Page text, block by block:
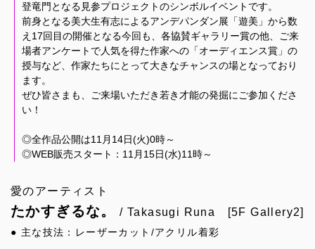
登竜門となる見参プロジェクトのシンボルイベントです。
前身となる美大生有志によるアンデパンダン展「遊美」から数
え17回目の開催となる今回も、各協賛ギャラリー賞の他、ご来
場者アンケートで人気を得た作家への「オーディエンス賞」の
授与など、作家たちにとって大きなチャンスの場となっており
ます。
ぜひ皆さまも、ご来場いただき若き才能の発掘にご参加くださ
い！
◎全作品公開は11月14日(火)0時～
◎WEB販売スタート：11月15日(水)11時～
愛のアーティスト
たかすぎるな。 / Takasugi Runa [5F Gallery2]
● 主な技法：レーザーカット/アクリル着彩